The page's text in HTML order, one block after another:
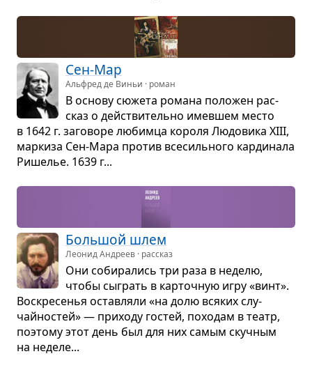
Сен-Мар
Альфред де Виньи · роман
В основу сюжета романа поло­жен рас­
сказ о действи­тельно имев­шем место
в 1642 г. заго­воре любимца короля Людо­вика XIII,
мар­киза Сен-Мара про­тив все­силь­ного кар­ди­нала
Рише­лье. 1639 г...
Боль­шой шлем
Леонид Андреев · рассказ
Они соби­ра­лись три раза в неделю,
чтобы сыграть в кар­точ­ную игру «винт».
Вос­кре­се­нья остав­ляли «на долю вся­ких слу­
чайно­стей» — при­ходу гостей, похо­дам в театр,
поэтому этот день был для них самым скуч­ным
на неделе...